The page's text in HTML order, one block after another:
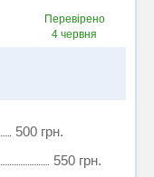
Перевірено
4 червня
500 грн.
550 грн.